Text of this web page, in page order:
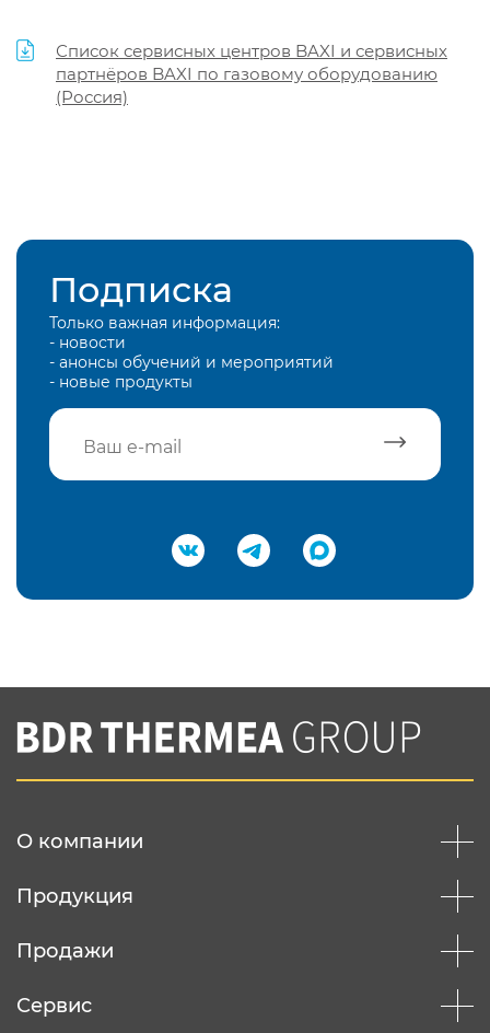
Список сервисных центров BAXI и сервисных
партнёров BAXI по газовому оборудованию
(Россия)
Подписка
Только важная информация:
- новости
- анонсы обучений и мероприятий
- новые продукты
Подтвердить e-mail
Вы соглашаетесь с нашей политикой
конфеденциальности
О компании
Продукция
Продажи
Сервис